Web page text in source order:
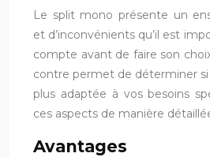
Le split mono présente un
et d’inconvénients qu’il est
compte avant de faire son
contre permet de déterminer
plus adaptée à vos besoins
ces aspects de manière
Avantages